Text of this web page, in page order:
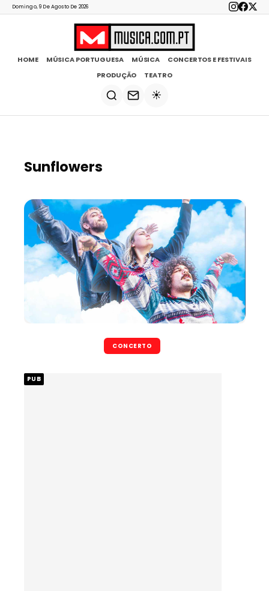
Domingo, 9 De Agosto De 2026
HOME MÚSICA PORTUGUESA MÚSICA
CONCERTOS E FESTIVAIS
PRODUÇÃO
TEATRO
☀️
Sunflowers
CONCERTO
PUB